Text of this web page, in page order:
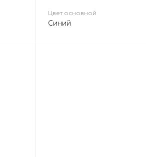
Цвет основной
Синий